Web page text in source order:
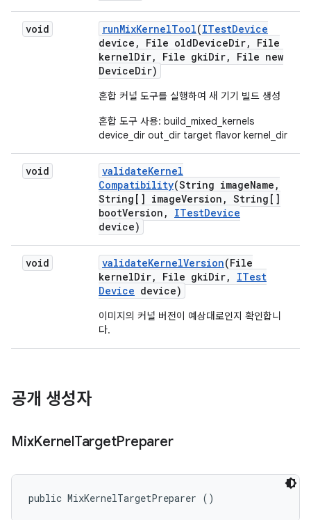
void runMixKernelTool(ITestDevice
device , File oldDeviceDir,
File
kernelDir, File gkiDir,
File new
DeviceDir)
혼합 커널 도구를 실행하여 새 기기 빌드 생성
혼합 도구 사용: build_mixed_kernels
device_dir out_dir target flavor kernel_dir
void validateKernel
Compatibility(String imageName ,
String[] imageVersion , String[]
bootVersion , ITestDevice
device)
void validateKernelVersion(File
kernelDir, File gkiDir,
ITest
Device device)
이미지의 커널 버전이 예상대로인지 확인합니
다.
공개 생성자
MixKernelTargetPreparer
public MixKernelTargetPreparer ()